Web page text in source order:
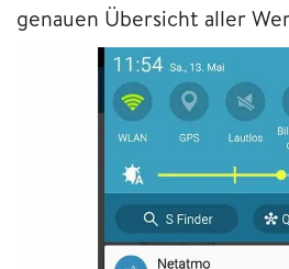
genauen Übersicht aller